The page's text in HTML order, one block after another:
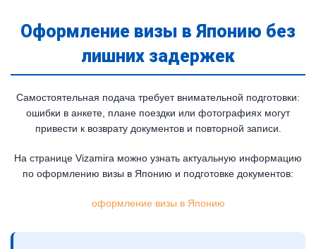
Оформление визы в Японию без
лишних задержек
Самостоятельная подача требует внимательной подготовки:
ошибки в анкете, плане поездки или фотографиях могут
привести к возврату документов и повторной записи.
На странице Vizamira можно узнать актуальную информацию
по оформлению визы в Японию и подготовке документов:
оформление визы в Японию